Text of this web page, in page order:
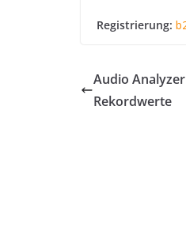
Registrierung:
Audio
Rekordwerte